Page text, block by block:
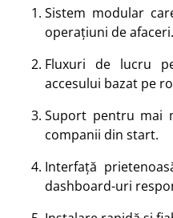
Sistem modular
operațiuni de afaceri.
Fluxuri de lucru
accesului bazat pe
Suport pentru mai
companii din start.
Interfață
dashboard-uri